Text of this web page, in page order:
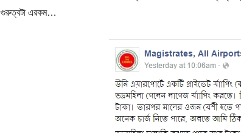
গুরুত্বটা এরকম…